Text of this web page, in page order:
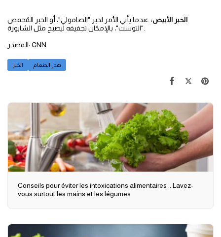
الخبز الأبيض: عندما يأتي الأمر لخبز "الصامولي"، أو الخبز المُحمص
المصدر: CNN
الخبز هدر الطعام
Conseils pour éviter les intoxications alimentaires .. Lavez-
vous surtout les mains et les légumes